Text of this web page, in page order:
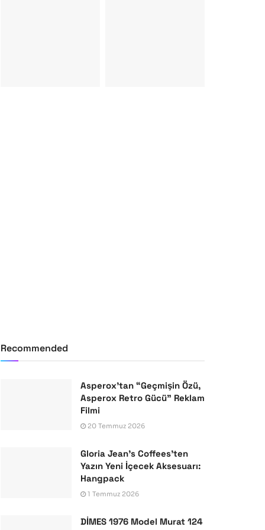
Recommended
Asperox’tan “Geçmişin Özü,
Asperox Retro Gücü” Reklam
Filmi
20 Temmuz 2026
Gloria Jean’s Coffees’ten
Yazın Yeni İçecek Aksesuarı:
Hangpack
1 Temmuz 2026
DİMES 1976 Model Murat 124